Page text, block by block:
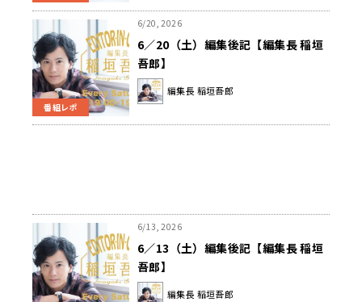
番組レポ
6/20, 2026
6／20（土）編集後記【編集長 稲垣
吾郎】
編集長 稲垣吾郎
6/13, 2026
6／13（土）編集後記【編集長 稲垣
吾郎】
編集長 稲垣吾郎